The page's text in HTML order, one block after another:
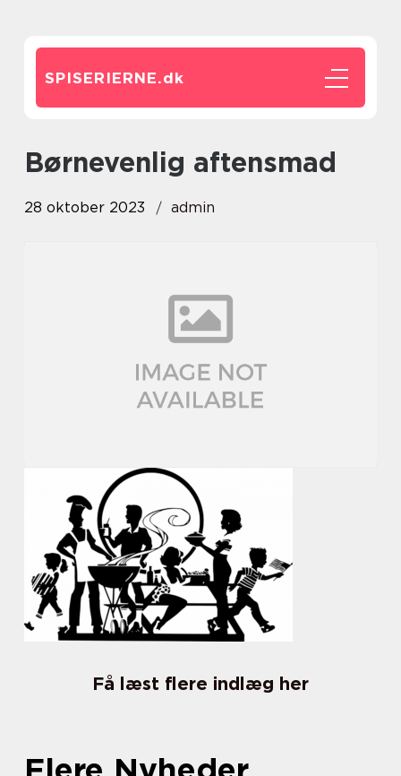
SPISERIERNE.dk
børnevenlig aftensmad
28 oktober 2023 admin
Få læst flere indlæg her